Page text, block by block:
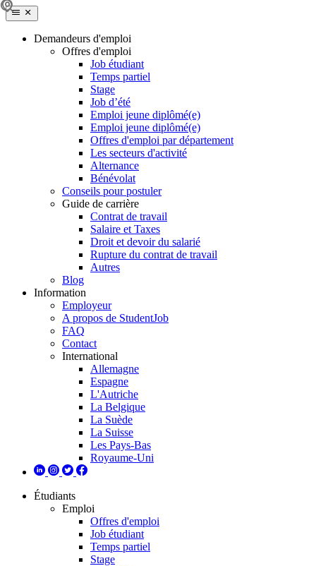
Demandeurs d'emploi
Offres d'emploi
Job étudiant
Temps partiel
Stage
Job d’été
Emploi jeune diplômé(e)
Emploi jeune diplômé(e)
Offres d'emploi par département
Les secteurs d'activité
Alternance
Bénévolat
Conseils pour postuler
Guide de carrière
Contrat de travail
Salaire et Taxes
Droit et devoir du salarié
Rupture du contrat de travail
Autres
Blog
Information
Employeur
A propos de StudentJob
FAQ
Contact
International
Allemagne
Espagne
L'Autriche
La Belgique
La Suède
La Suisse
Les Pays-Bas
Royaume-Uni
Étudiants
Emploi
Offres d'emploi
Job étudiant
Temps partiel
Stage